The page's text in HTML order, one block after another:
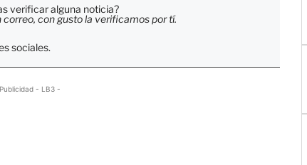
verificar alguna noticia?
correo, con gusto la verificamos por tí.
sociales.
Publicidad - LB3 -